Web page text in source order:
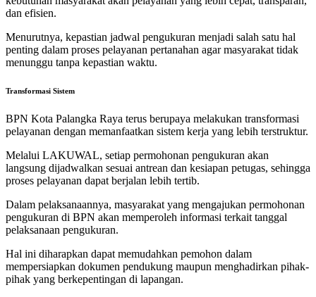
dan efisien.
Menurutnya, kepastian jadwal pengukuran menjadi salah satu hal
penting dalam proses pelayanan pertanahan agar masyarakat tidak
menunggu tanpa kepastian waktu.
Transformasi Sistem
BPN Kota Palangka Raya terus berupaya melakukan transformasi
pelayanan dengan memanfaatkan sistem kerja yang lebih terstruktur.
Melalui LAKUWAL, setiap permohonan pengukuran akan
langsung dijadwalkan sesuai antrean dan kesiapan petugas, sehingga
proses pelayanan dapat berjalan lebih tertib.
Dalam pelaksanaannya, masyarakat yang mengajukan permohonan
pengukuran di BPN akan memperoleh informasi terkait tanggal
pelaksanaan pengukuran.
Hal ini diharapkan dapat memudahkan pemohon dalam
mempersiapkan dokumen pendukung maupun menghadirkan pihak-
pihak yang berkepentingan di lapangan.